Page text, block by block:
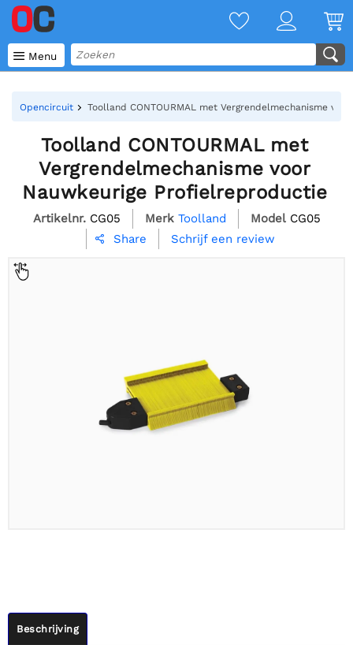
 Menu
Opencircuit Toolland CONTOURMAL met Vergrendelmechanisme
Toolland CONTOURMAL met
Vergrendelmechanisme voor
Nauwkeurige Profielreproductie
Artikelnr. CG05 Merk Toolland Model CG05
 Share Schrijf een review
Beschrijving